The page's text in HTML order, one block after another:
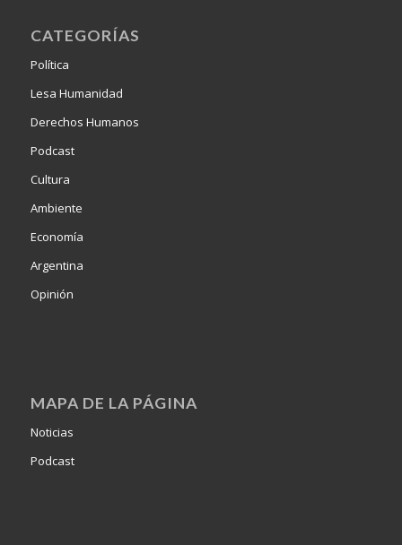
CATEGORÍAS
Política
Lesa Humanidad
Derechos Humanos
Podcast
Cultura
Ambiente
Economía
Argentina
Opinión
MAPA DE LA PÁGINA
Noticias
Podcast